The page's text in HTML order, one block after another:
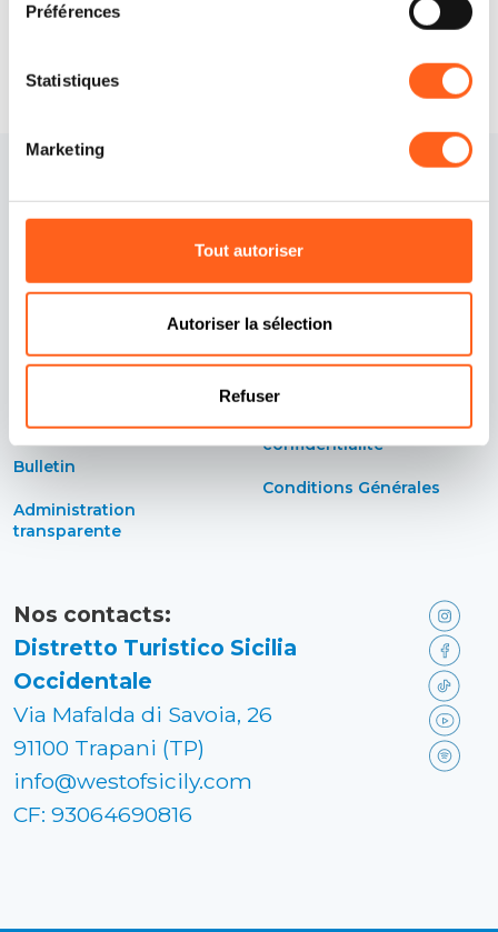
Préférences
Statistiques
Marketing
Tout autoriser
Autoriser la sélection
Refuser
Déclaration d'accessibilité
Bulletin
Administration
transparente
Politique de cookies
Politique de
confidentialité
Conditions Générales
Nos contacts:
Distretto Turistico Sicilia
Occidentale
Via Mafalda di Savoia, 26
91100 Trapani (TP)
info@westofsicily.com
CF: 93064690816